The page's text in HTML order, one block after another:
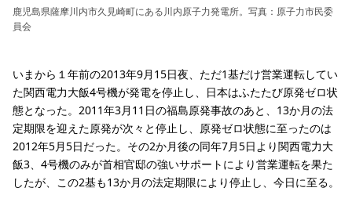
鹿児島県薩摩川内市久見崎町にある川内原子力発電所。写真：原子力市民委
員会
いまから１年前の2013年9月15日夜、ただ1基だけ営業運転してい
た関西電力大飯4号機が発電を停止し、日本はふたたび原発ゼロ状
態となった。2011年3月11日の福島原発事故のあと、13か月の法
定期限を迎えた原発が次々と停止し、原発ゼロ状態に至ったのは
2012年5月5日だった。その2か月後の同年7月5日より関西電力大
飯3、4号機のみが首相官邸の強いサポートにより営業運転を果た
したが、この2基も13か月の法定期限により停止し、今日に至る。